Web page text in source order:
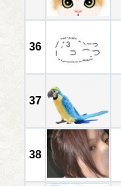
36
37
38